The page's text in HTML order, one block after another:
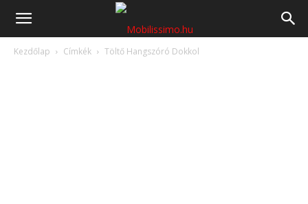
Mobilissimo.hu
Kezdőlap Címkék Töltő Hangszóró Dokkol